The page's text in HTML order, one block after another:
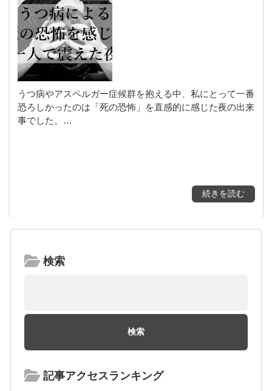
うつ病やアスペルガー症候群を抱える中、私にとって一番
恐ろしかったのは「死の恐怖」を直感的に感じた夜の出来
事でした。…
続きを読む
検索
記事アクセスランキング